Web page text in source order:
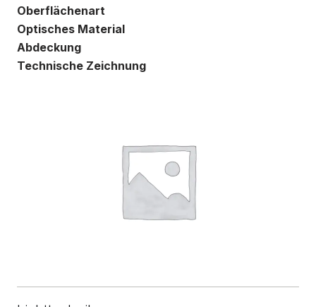
Oberflächenart
Optisches Material
Abdeckung
Technische Zeichnung